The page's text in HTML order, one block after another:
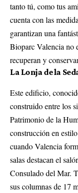
tanto tú, como tus
cuenta con las
garantizan una
Bioparc Valencia no
recuperan y
La Lonja de la
Este edificio,
construido entre los
Patrimonio de la
construcción en
cuando Valencia
salas destacan el
Consulado del Mar.
sus columnas de 17